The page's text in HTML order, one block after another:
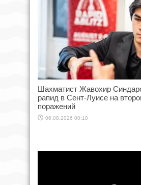
Шахматист Жавохир
рапид в Сент-Луисе на
поражений
06.08.2026 00:10